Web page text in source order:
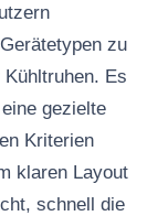
zu
Es
gezielte
Kriterien
klaren Layout
schnell die